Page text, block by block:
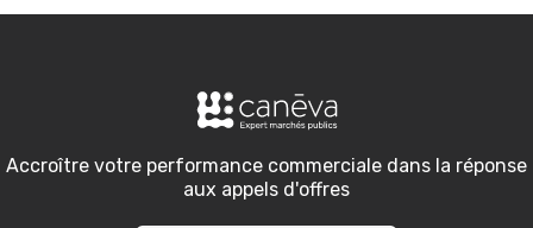
Accroître votre performance commerciale dans la réponse
aux appels d'offres